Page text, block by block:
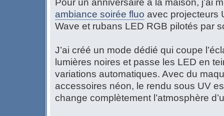
Pour un anniversaire à la maison, j’ai
ambiance soirée fluo avec projecteurs
Wave et rubans LED RGB pilotés par
J’ai créé un mode dédié qui coupe
lumières noires et passe les LED en
variations automatiques. Avec du
accessoires néon, le rendu sous UV
change complètement l’atmosphère